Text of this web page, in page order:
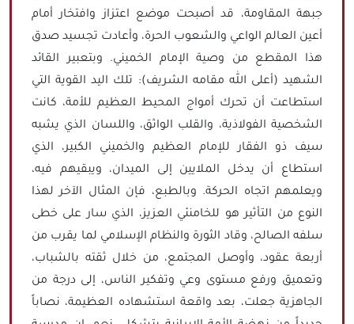
جبهة المقاومة، قد أصبحت موضع اعتزاز وافتخار أمام
أعين العالم الواعي والشعوب الحرة، وأعادت تجسيد صدق
هذا المقطع من وصية الإمام الخميني. وبتعبير القائد
الشهيد (أعلى الله مقامه الشريف): تلك اليد القوية التي
استطاعت أن تحرك أمواج المحيط العظيم للأمة، كانت
الشخصية الفولاذية، والقلب الواثق، واللسان الذي يشبه
سيف ذو الفقار للإمام العظيم والخميني الكبير، الذي
استطاع أن يدخل الملايين إلى الميدان، ويبقيهم فيه،
ويعلمهم اتجاه الحركة. وبالطبع، فإن المثال الآخر لهذا
النوع من التأثير هو للخامنئي العزيز، الذي سار على خطى
سلفه الصالح، وقاد الثورة والنظام الإسلامي لما يقرب من
أربعة عقود، وأوصل المجتمع، من خلال ثقته بالشباب،
وتعميق ورفع مستوى وعي وتفكير الناس، إلى درجة من
الجاهزية جعلت، بعد واقعة استشهاده العظيمة، نصاباً